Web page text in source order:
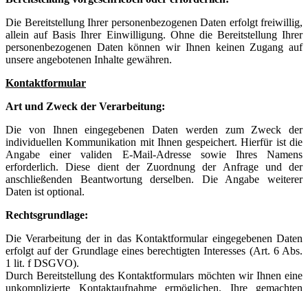
Die Bereitstellung Ihrer personenbezogenen Daten erfolgt freiwillig,
allein auf Basis Ihrer Einwilligung. Ohne die Bereitstellung Ihrer
personenbezogenen Daten können wir Ihnen keinen Zugang auf
unsere angebotenen Inhalte gewähren.
Kontaktformular
Art und Zweck der Verarbeitung:
Die von Ihnen eingegebenen Daten werden zum Zweck der
individuellen Kommunikation mit Ihnen gespeichert. Hierfür ist die
Angabe einer validen E-Mail-Adresse sowie Ihres Namens
erforderlich. Diese dient der Zuordnung der Anfrage und der
anschließenden Beantwortung derselben. Die Angabe weiterer
Daten ist optional.
Rechtsgrundlage:
Die Verarbeitung der in das Kontaktformular eingegebenen Daten
erfolgt auf der Grundlage eines berechtigten Interesses (Art. 6 Abs.
1 lit. f DSGVO).
Durch Bereitstellung des Kontaktformulars möchten wir Ihnen eine
unkomplizierte Kontaktaufnahme ermöglichen. Ihre gemachten